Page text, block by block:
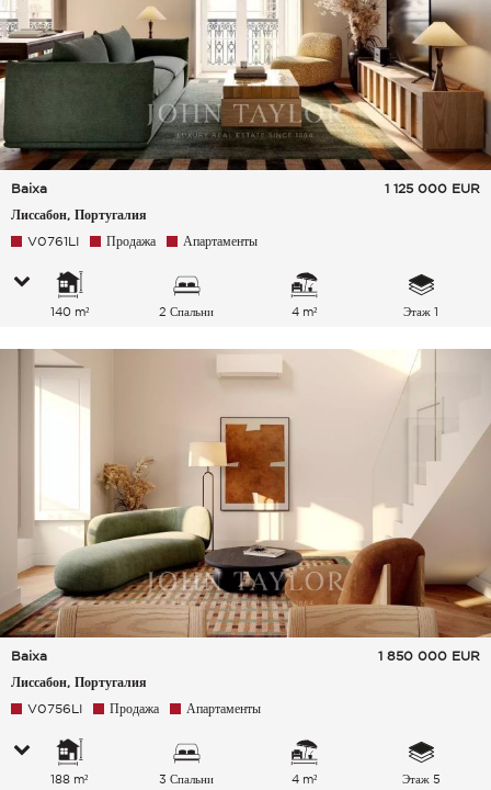
Baixa
Лиссабон, Португалия
1 125 000 EUR
V0761LI Продажа Апартаменты
140 m² 2 Спальни 4 m² Этаж 1
Baixa
Лиссабон, Португалия
1 850 000 EUR
V0756LI Продажа Апартаменты
188 m² 3 Спальни 4 m² Этаж 5